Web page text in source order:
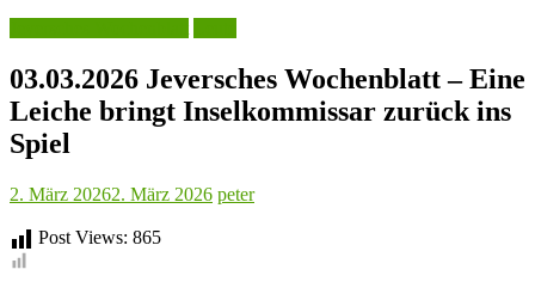
03.03.2026 Jeversches Wochenblatt – Eine
Leiche bringt Inselkommissar zurück ins
Spiel
2. März 20262. März 2026 peter
Post Views: 865